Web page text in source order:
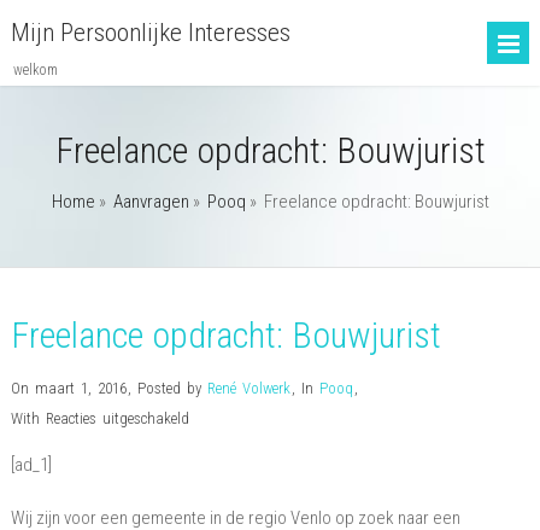
Mijn Persoonlijke Interesses
welkom
Freelance opdracht: Bouwjurist
Home » Aanvragen » Pooq » Freelance opdracht: Bouwjurist
Freelance opdracht: Bouwjurist
On maart 1, 2016, Posted by René Volwerk, In Pooq ,
With Reacties uitgeschakeldvoor
Bouwjurist
[ad_1]
Wij zijn voor een gemeente in de regio Venlo op zoek naar een